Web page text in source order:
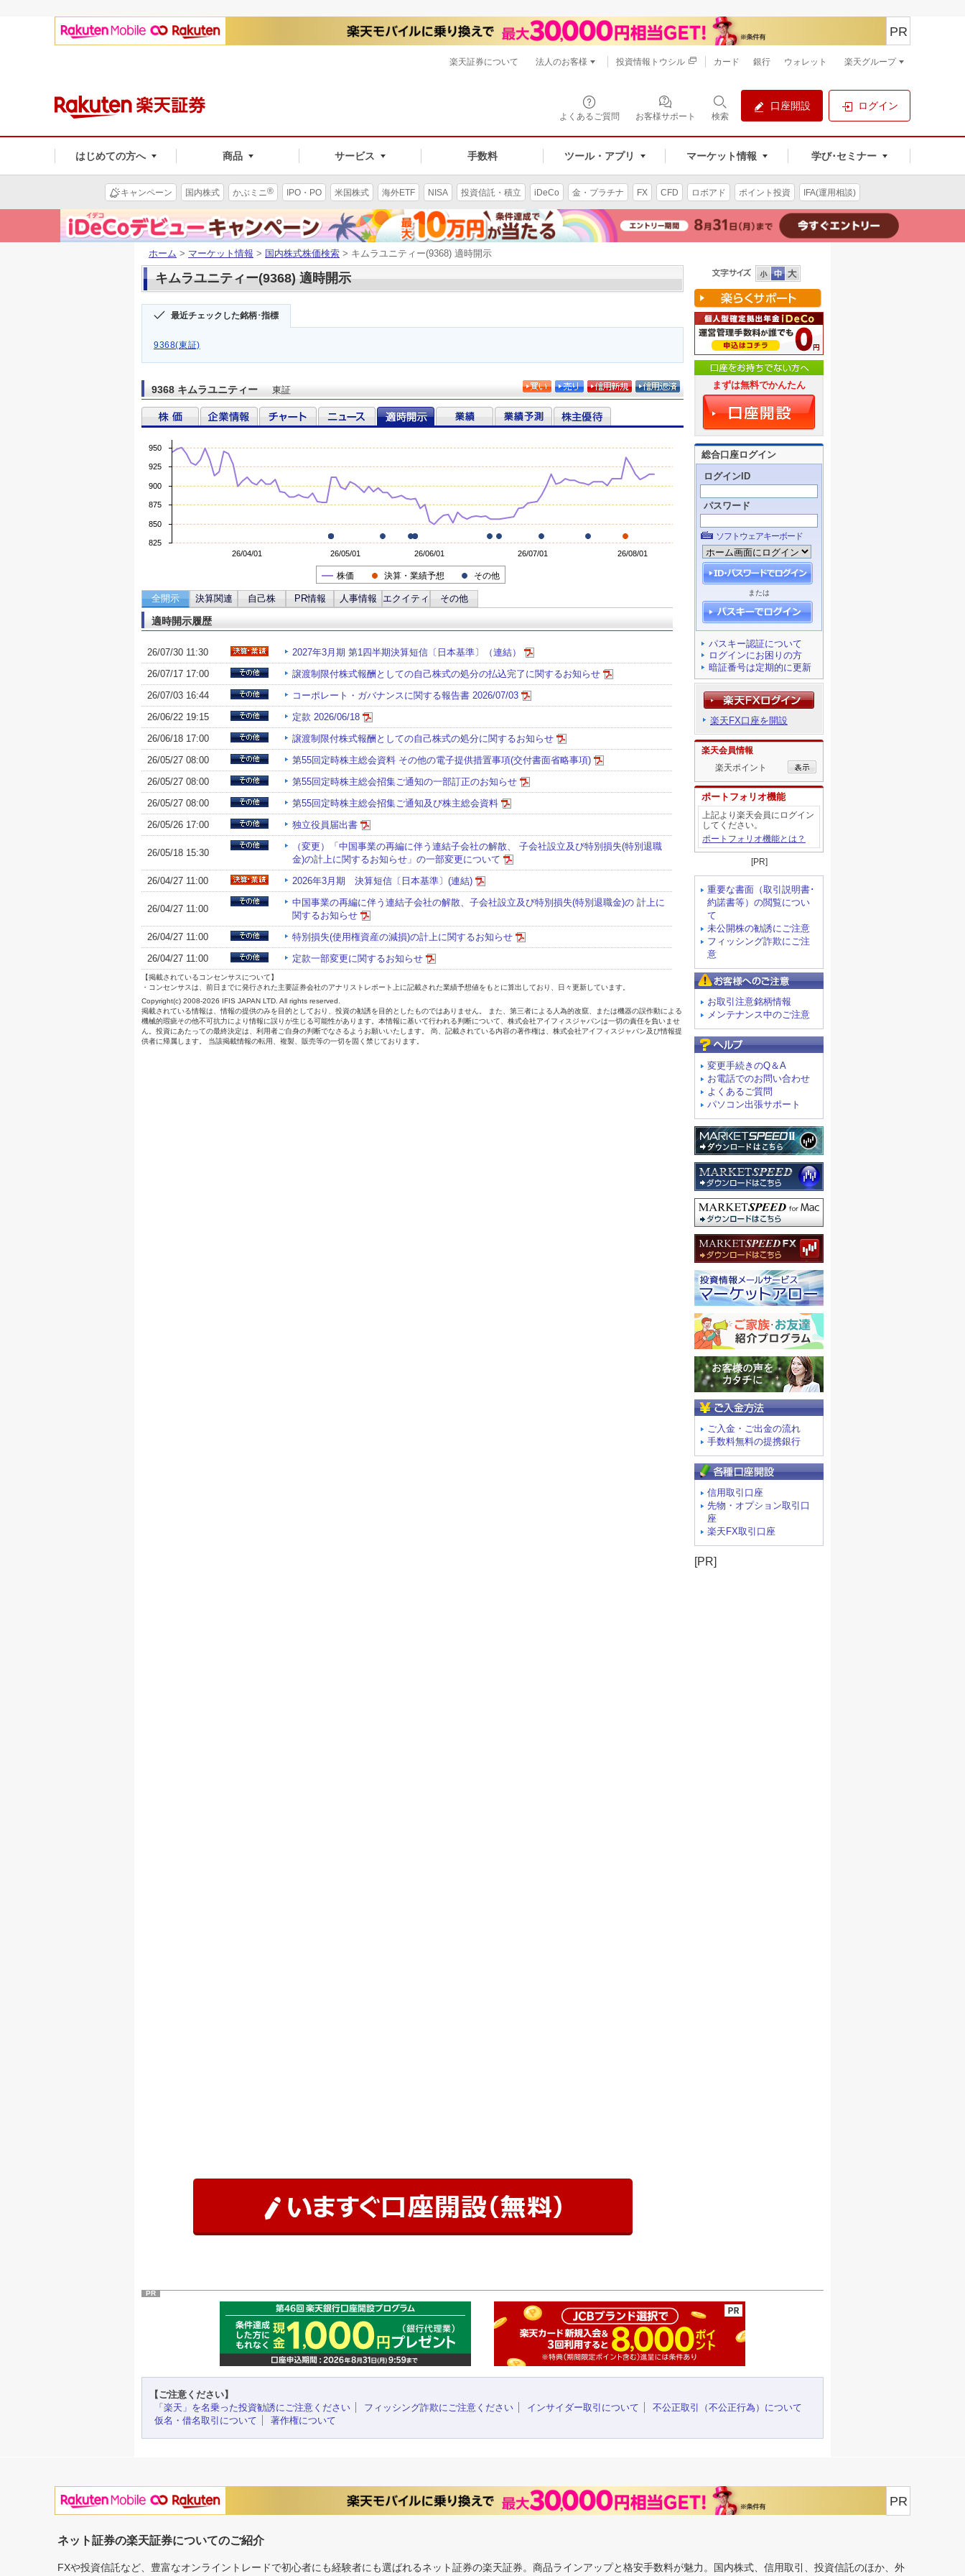
よくあるご質問 お客様サポート 検索
口座開設 ログイン
はじめての方へ 商品 サービス 手数料 ツール・アプリ マーケット情報 学び･セミナー
PR
楽天証券について 法人のお客様 投資情報トウシル カード 銀行 ウォレット 楽天グループ
キャンペーン 国内株式 かぶミニ® IPO・PO 米国株式 海外ETF NISA 投資信託・積立 iDeCo 金・プラチナ FX CFD ロボアド ポイント投資 IFA(運用相談)
ホーム > マーケット情報 > 国内株式株価検索 > キムラユニティー(9368) 適時開示
キムラユニティー(9368) 適時開示
最近チェックした銘柄･指標
9368(東証)
9368 キムラユニティー 東証 まずは無料でかんたん
総合口座ログイン
ログインID
パスワード
ソフトウェアキーボード
または
パスキー認証について
ログインにお困りの方
暗証番号は定期的に更新
楽天FX口座を開設
楽天会員情報
楽天ポイント
ポートフォリオ機能
上記より楽天会員にログイン
してください。
ポートフォリオ機能とは？
[PR]
重要な書面（取引説明書･
約諾書等）の閲覧につい
て
未公開株の勧誘にご注意
フィッシング詐欺にご注
意
お取引注意銘柄情報
メンテナンス中のご注意
変更手続きのQ＆A
お電話でのお問い合わせ
よくあるご質問
パソコン出張サポート
ご入金・ご出金の流れ
手数料無料の提携銀行
信用取引口座
先物・オプション取引口
座
楽天FX取引口座
[PR]
PR
【ご注意ください】
「楽天」を名乗った投資勧誘にご注意ください
フィッシング詐欺にご注意ください インサイダー取引について
不公正取引（不公正行為）について
仮名・借名取引について
著作権について
PR
ネット証券の楽天証券についてのご紹介
FXや投資信託など、豊富なオンライントレードで初心者にも経験者にも選ばれるネット証券の楽天証券。商品ラインアップと格安手数料が魅力。国内株式、信用取引、投資信託のほか、外